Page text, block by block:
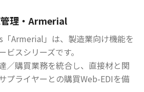
理・Armerial
Armerial」は、製造業向け機能を
スシリーズです。
／購買業務を統合し、直接材と関
プライヤーとの購買Web-EDIを備